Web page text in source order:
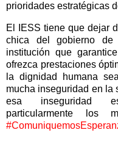
prioridades estratégicas
El IESS tiene que dejar
chica del gobierno de
institución que
ofrezca prestaciones
la dignidad humana
mucha inseguridad en la
esa inseguridad
particularmente los